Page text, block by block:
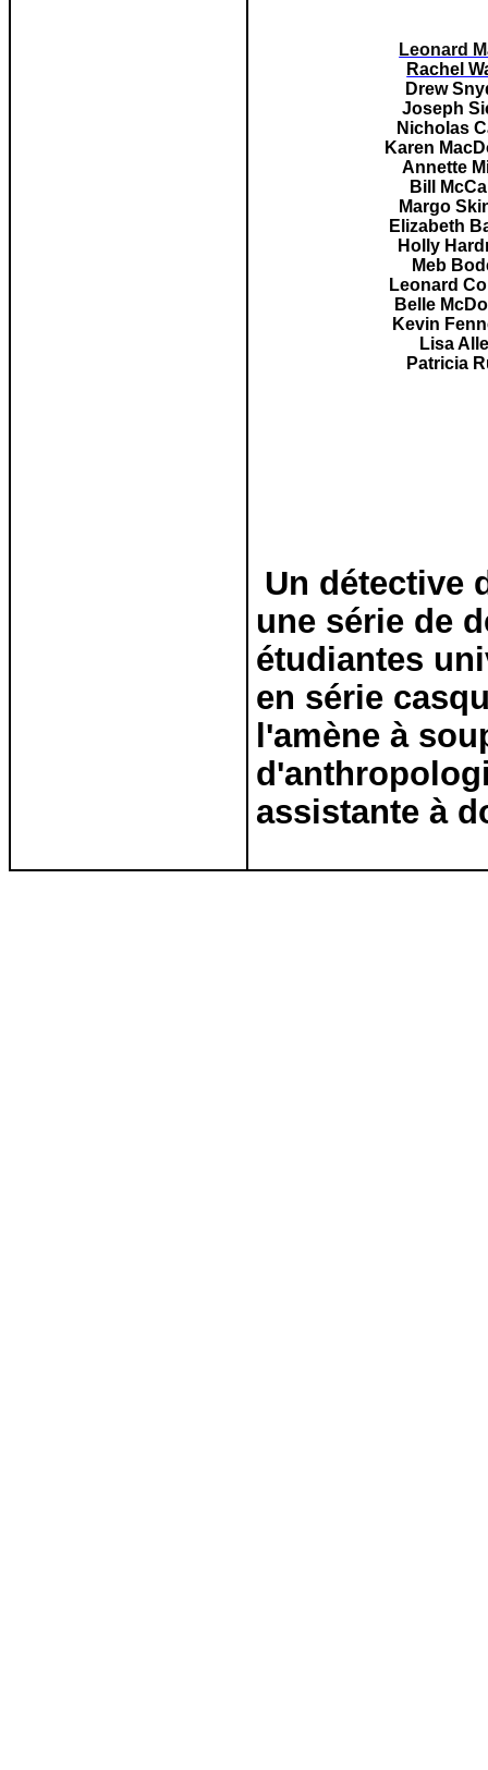
Leonard
Rachel
Drew
Joseph
Nicholas
Karen
Annette
Bill
Margo
Elizabeth
Holly
Meb
Leonard
Belle
Kevin
Lisa
Patricia
Un détective
une série de
étudiantes
en série
l'amène à
assistante à